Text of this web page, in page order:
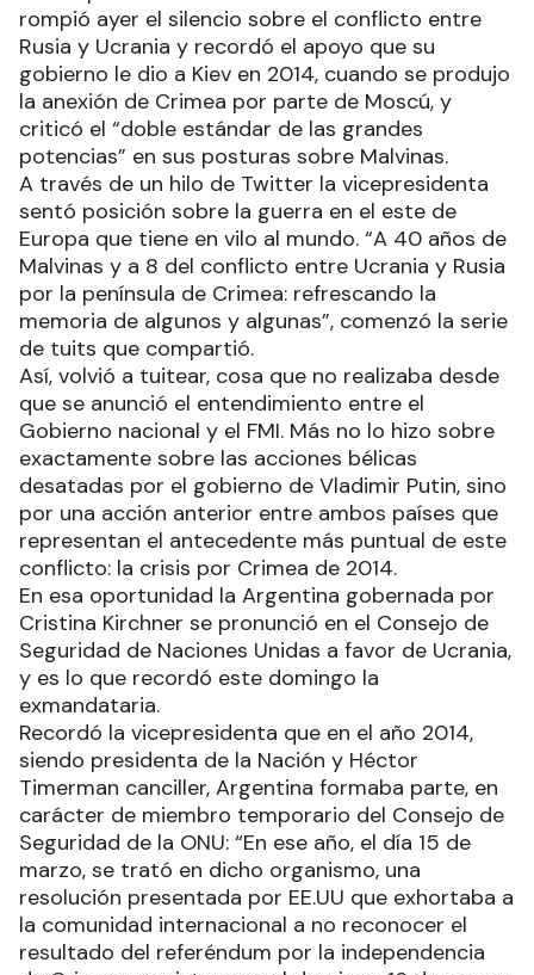
rompió ayer el silencio sobre el conflicto entre
Rusia y Ucrania y recordó el apoyo que su
gobierno le dio a Kiev en 2014, cuando se produjo
la anexión de Crimea por parte de Moscú, y
criticó el “doble estándar de las grandes
potencias” en sus posturas sobre Malvinas.
A través de un hilo de Twitter la vicepresidenta
sentó posición sobre la guerra en el este de
Europa que tiene en vilo al mundo. “A 40 años de
Malvinas y a 8 del conflicto entre Ucrania y Rusia
por la península de Crimea: refrescando la
memoria de algunos y algunas”, comenzó la serie
de tuits que compartió.
Así, volvió a tuitear, cosa que no realizaba desde
que se anunció el entendimiento entre el
Gobierno nacional y el FMI. Más no lo hizo sobre
exactamente sobre las acciones bélicas
desatadas por el gobierno de Vladimir Putin, sino
por una acción anterior entre ambos países que
representan el antecedente más puntual de este
conflicto: la crisis por Crimea de 2014.
En esa oportunidad la Argentina gobernada por
Cristina Kirchner se pronunció en el Consejo de
Seguridad de Naciones Unidas a favor de Ucrania,
y es lo que recordó este domingo la
exmandataria.
Recordó la vicepresidenta que en el año 2014,
siendo presidenta de la Nación y Héctor
Timerman canciller, Argentina formaba parte, en
carácter de miembro temporario del Consejo de
Seguridad de la ONU: “En ese año, el día 15 de
marzo, se trató en dicho organismo, una
resolución presentada por EE.UU que exhortaba a
la comunidad internacional a no reconocer el
resultado del referéndum por la independencia